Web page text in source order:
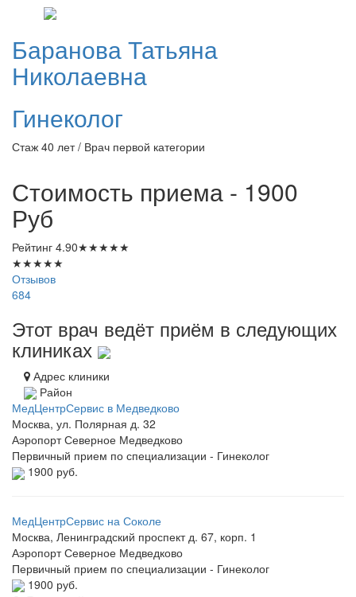
БарановаТатьяна
Николаевна
Гинеколог
Стаж 40 лет / Врач первой категории
Стоимость приема - 1900
Руб
Рейтинг 4.90★★★★★
★★★★★
Отзывов
684
Этот врач ведёт приём в следующих
клиниках
Адрес клиники
Район
МедЦентрСервис в Медведково
Москва, ул. Полярная д. 32
АэропортСеверное Медведково
Первичный прием по специализации - Гинеколог
1900 руб.
МедЦентрСервис на Соколе
Москва, Ленинградский проспект д. 67, корп. 1
АэропортСеверное Медведково
Первичный прием по специализации - Гинеколог
1900 руб.